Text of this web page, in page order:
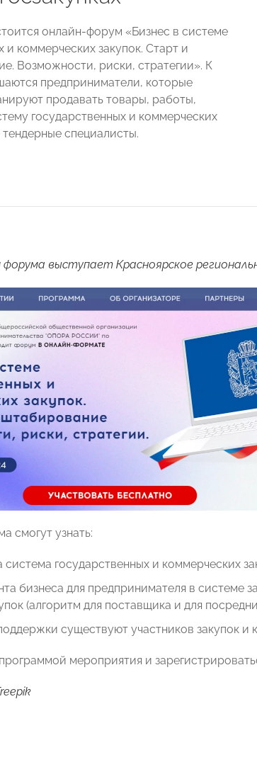
онлайн-форум «Бизнес в системе
и коммерческих закупок. Старт и
Возможности, риски, стратегии». К
предприниматели, которые
продавать товары, работы,
государственных и коммерческих
тендерные специалисты.
выступает Красноярское
смогут узнать:
система государственных и коммерческих
бизнеса для предпринимателя в системе
(алгоритм для поставщика и для
существуют участников закупок и
мероприятия и